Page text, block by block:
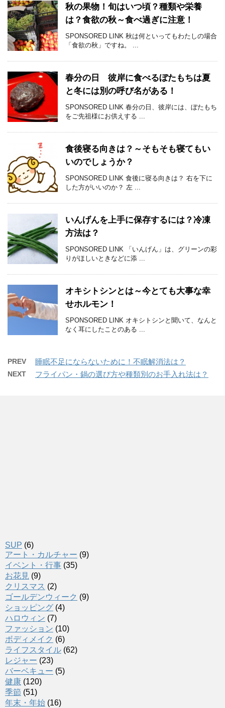
秋の果物！旬はいつ頃？種類や栄養
は？食欲の秋～食べ過ぎに注意！
SPONSORED LINK 秋は何といってもわたしの場合
「食欲の秋」ですね。 ...
春分の日 彼岸に食べるぼたもちは夏
と冬には別の呼び名がある！
SPONSORED LINK 春分の日、彼岸には、ぼたもち
をご先祖様にお供えする ...
食後寝る向きは？～そもそも寝てもい
いのでしょうか？
SPONSORED LINK 食後に寝る向きは？ 右を下に
した方がいいのか？ 左 ...
いんげんを上手に保存するには？冷凍
方法は？
SPONSORED LINK 「いんげん」は、グリーンの彩
りがほしいときなどに添 ...
オキシトシンとは～今とても大事な幸
せホルモン！
SPONSORED LINK オキシトシンと聞いて、なんと
なく耳にしたことのある ...
PREV 睡眠不足にならないために！不眠解消法は？
NEXT フライパン・鍋の選び方や種類別のお手入れ法は？
SUP (6)
アート・カルチャー (9)
イベント・行事 (35)
お花見 (9)
クリスマス (2)
ゴールデンウィーク (9)
ショッピング (4)
ハロウィン (7)
ファッション (10)
ボディメイク (6)
ライフスタイル (62)
レジャー (23)
バーベキュー (5)
健康 (120)
季節 (51)
年末・年始 (16)